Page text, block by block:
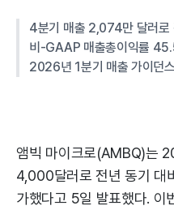
4분기 매출 2,074만 달러
비-GAAP 매출총이익률
2026년 1분기 매출 가이던
앰빅 마이크로(AMBQ)는
4,000달러로 전년 동기 대
가했다고 5일 발표했다. 이